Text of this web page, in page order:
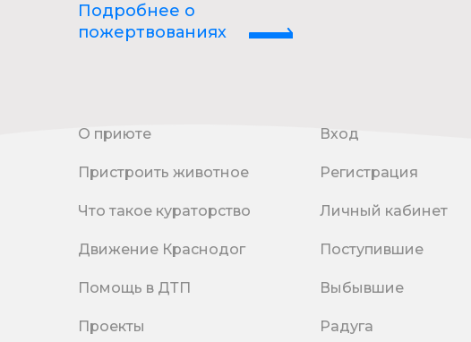
Подробнее о
пожертвованиях
О приюте
Пристроить животное
Что такое кураторство
Движение Краснодог
Помощь в ДТП
Проекты
Вход
Регистрация
Личный кабинет
Поступившие
Выбывшие
Радуга